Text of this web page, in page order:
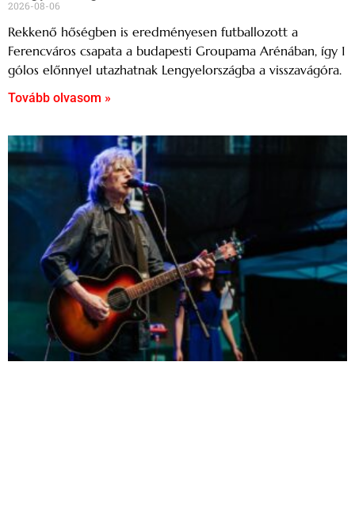
2026-08-06
Rekkenő hőségben is eredményesen futballozott a
Ferencváros csapata a budapesti Groupama Arénában, így 1
gólos előnnyel utazhatnak Lengyelországba a visszavágóra.
Tovább olvasom »